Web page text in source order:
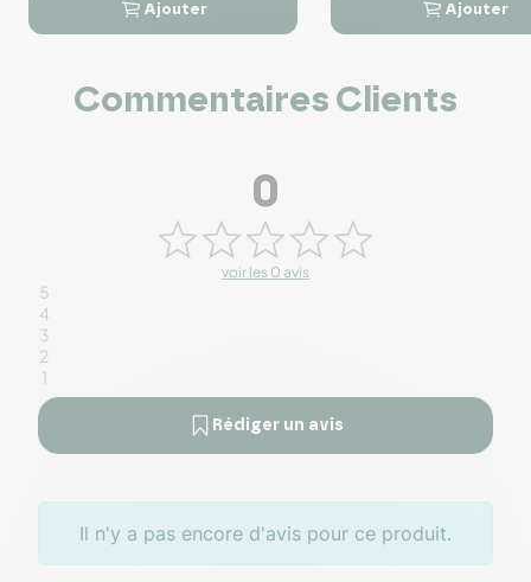
 
Ajouter
 
Ajouter
Commentaires Clients
0
voir les 0 avis
5
4
3
2
1
Rédiger un avis
Il n'y a pas encore d'avis pour ce produit.